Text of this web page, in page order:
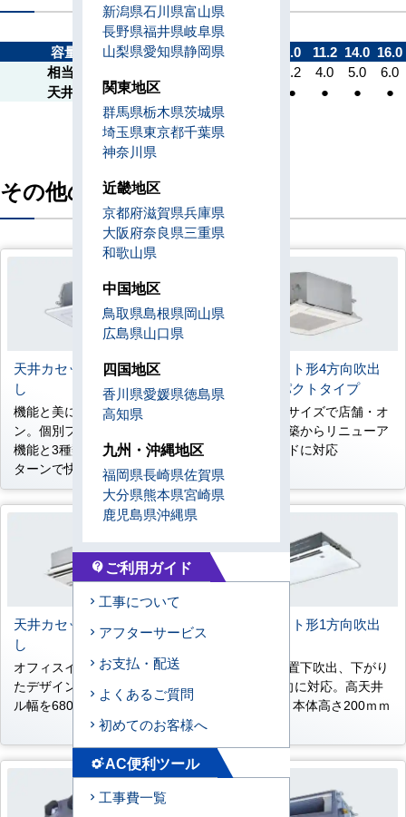
容量kW 4.5 5.6 7.1 9.0 11.2 14.0 16.0
相当馬力
3.2 4.0 5.0
6.0
天井吊形
● ● ● ●
その他の機種
天井カセット形4方向吹出
し
機能と美にこだわったデザイ
ン。個別フラップポジション
機能と3種類のスイングパ
ターンで快適に。
天井カセット形4方向吹出
し コンパクトタイプ
コンパクトサイズで店舗・オ
フィスの新築からリニューア
ルまでワイドに対応
天井カセット形2方向吹出
し
オフィスインテリアを意識し
たデザイン。全能力ともパネ
ル幅を680ｍｍに統一
天井カセット形1方向吹出
コーナー設置下吹出、下がり
天井の2方向に対応。高天井
4.2ｍ対応。本体高さ200ｍｍ
新潟県石川県富山県
長野県福井県岐阜県
山梨県愛知県静岡県
関東地区
群馬県栃木県茨城県
埼玉県東京都千葉県
神奈川県
近畿地区
京都府滋賀県兵庫県
大阪府奈良県三重県
和歌山県
中国地区
鳥取県島根県岡山県
広島県山口県
四国地区
香川県愛媛県徳島県
高知県
九州・沖縄地区
福岡県長崎県佐賀県
大分県熊本県宮崎県
鹿児島県沖縄県
contact_support ご利用ガイド
工事について
アフターサービス
お支払・配送
よくあるご質問
初めてのお客様へ
settings_suggestAC便利ツール
工事費一覧